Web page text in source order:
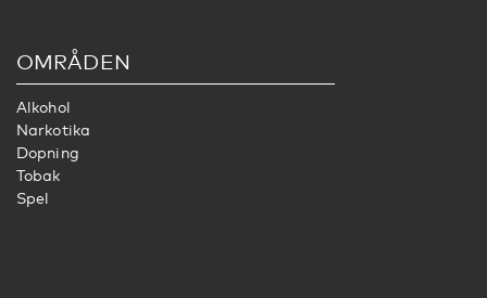
OMRÅDEN
Alkohol
Narkotika
Dopning
Tobak
Spel